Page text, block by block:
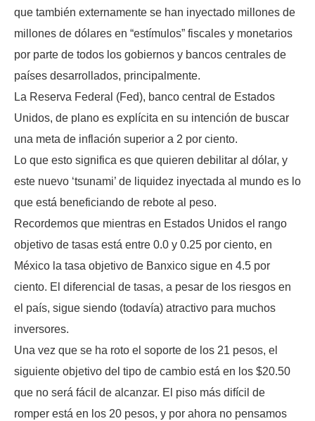
que también externamente se han inyectado millones de
millones de dólares en “estímulos” fiscales y monetarios
por parte de todos los gobiernos y bancos centrales de
países desarrollados, principalmente.
La Reserva Federal (Fed), banco central de Estados
Unidos, de plano es explícita en su intención de buscar
una meta de inflación superior a 2 por ciento.
Lo que esto significa es que quieren debilitar al dólar, y
este nuevo ‘tsunami’ de liquidez inyectada al mundo es lo
que está beneficiando de rebote al peso.
Recordemos que mientras en Estados Unidos el rango
objetivo de tasas está entre 0.0 y 0.25 por ciento, en
México la tasa objetivo de Banxico sigue en 4.5 por
ciento. El diferencial de tasas, a pesar de los riesgos en
el país, sigue siendo (todavía) atractivo para muchos
inversores.
Una vez que se ha roto el soporte de los 21 pesos, el
siguiente objetivo del tipo de cambio está en los $20.50
que no será fácil de alcanzar. El piso más difícil de
romper está en los 20 pesos, y por ahora no pensamos